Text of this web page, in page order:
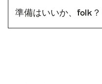
準備はいいか、folk？